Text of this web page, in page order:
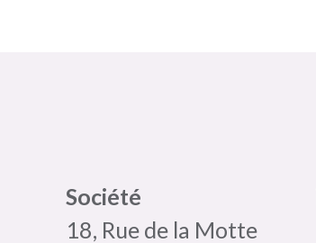
Société
18, Rue de la Motte